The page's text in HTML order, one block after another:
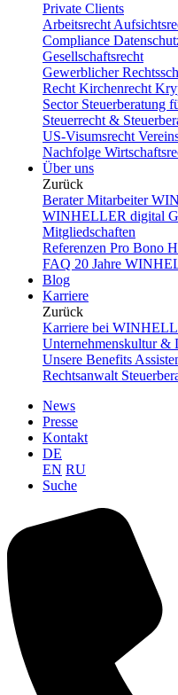
Private Clients
Arbeitsrecht
Compliance
Gesellschaftsrecht
Gewerblicher
Recht Kirchenrecht
Sector Steuerberatung
Steuerrecht &
US-Visumsrecht
Nachfolge
Über uns
Zurück
BeraterMitarbeiter
WINHELLER digital
Mitgliedschaften
Referenzen Pro Bono
FAQ 20 Jahre
Blog
Karriere
Zurück
Karriere bei
Unternehmenskultur &
Unsere Benefits
Rechtsanwalt
News
Presse
Kontakt
DE
EN RU
Suche